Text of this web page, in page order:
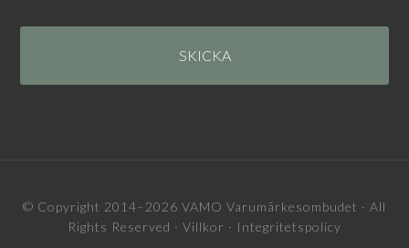
© Copyright 2014–2026 VAMO Varumärkesombudet · All
Rights Reserved · Villkor · Integritetspolicy